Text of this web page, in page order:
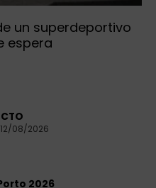
un superdeportivo
espera
08/2026
2026